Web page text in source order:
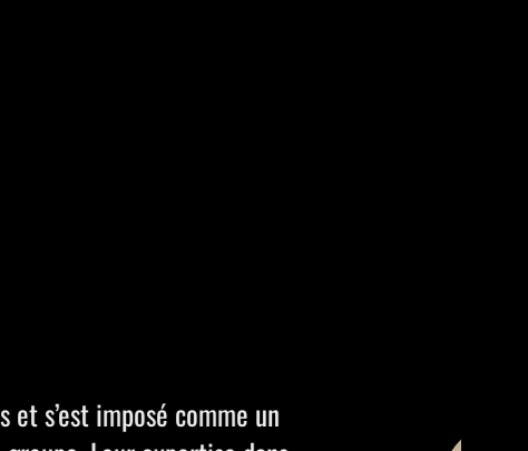
très différents. À la direction générale